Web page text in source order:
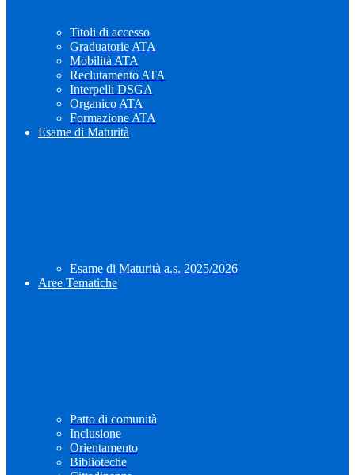
Titoli di accesso
Graduatorie ATA
Mobilità ATA
Reclutamento ATA
Interpelli DSGA
Organico ATA
Formazione ATA
Esame di Maturità
Esame di Maturità a.s. 2025/2026
Aree Tematiche
Patto di comunità
Inclusione
Orientamento
Biblioteche